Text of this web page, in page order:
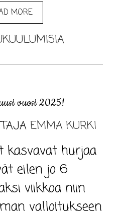
MORE
vuosi 2025!
EMMA KURKI
kasvavat hurjaa
eilen jo 6
viikkoa niin
valloitukseen